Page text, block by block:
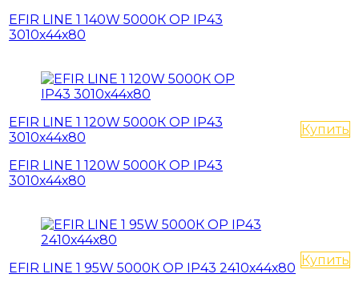
EFIR LINE 1 140W 5000К OP IP43
3010х44х80
EFIR LINE 1 120W 5000К OP IP43
3010х44х80
EFIR LINE 1 120W 5000К OP IP43
3010х44х80
Купить
EFIR LINE 1 95W 5000К OP IP43 2410х44х80
Купить